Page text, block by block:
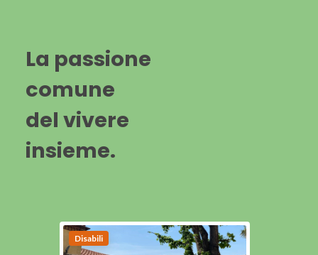
La passione
comune
del vivere
insieme.
Disabili